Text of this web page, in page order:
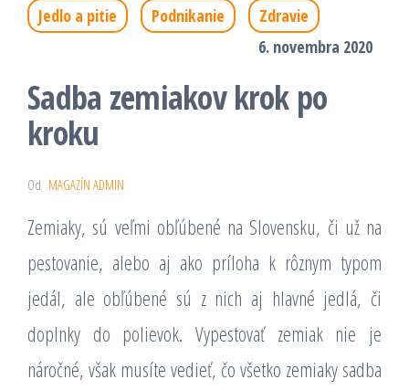
Jedlo a pitie Podnikanie
Zdravie
6. novembra 2020
Sadba zemiakov krok po
kroku
Od MAGAZÍN ADMIN
Zemiaky, sú veľmi obľúbené na Slovensku, či už na
pestovanie, alebo aj ako príloha k rôznym typom
jedál, ale obľúbené sú z nich aj hlavné jedlá, či
doplnky do polievok. Vypestovať zemiak nie je
náročné, však musíte vedieť, čo všetko zemiaky sadba